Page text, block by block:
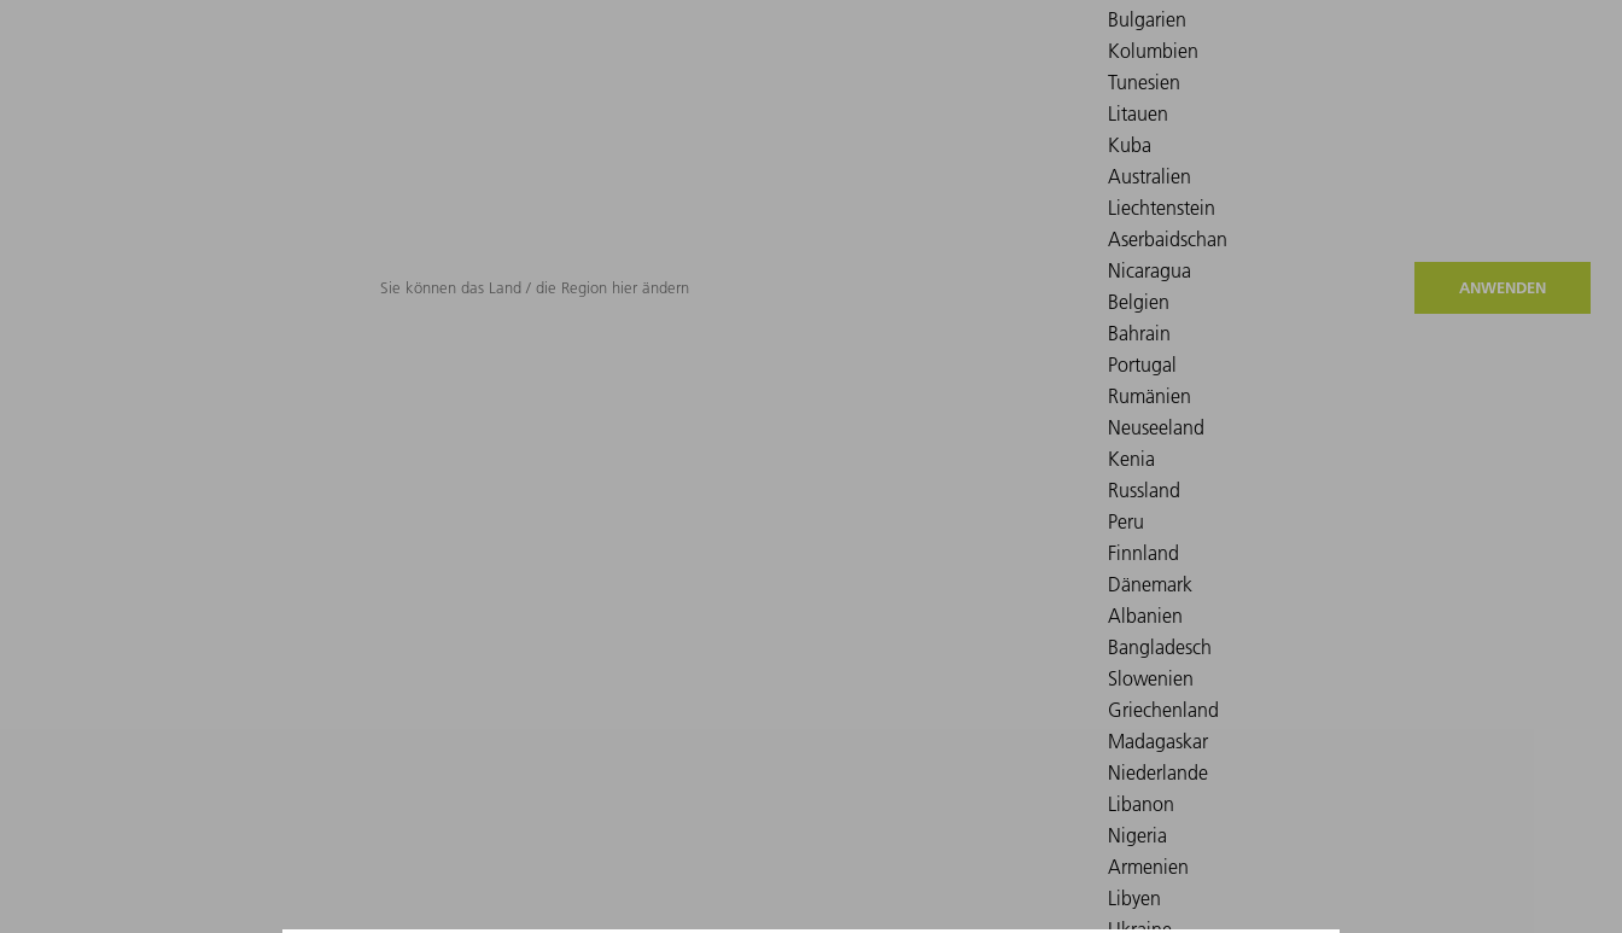
Sie können das Land / die Region hier ändern ANWENDEN